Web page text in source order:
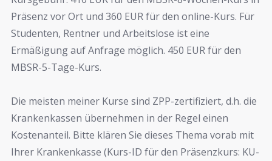
Präsenz vor Ort und 360 EUR für den online-Kurs. Für
Studenten, Rentner und Arbeitslose ist eine
Ermäßigung auf Anfrage möglich. 450 EUR für den
MBSR-5-Tage-Kurs.
Die meisten meiner Kurse sind ZPP-zertifiziert, d.h. die
Krankenkassen übernehmen in der Regel einen
Kostenanteil. Bitte klären Sie dieses Thema vorab mit
Ihrer Krankenkasse (Kurs-ID für den Präsenzkurs: KU-